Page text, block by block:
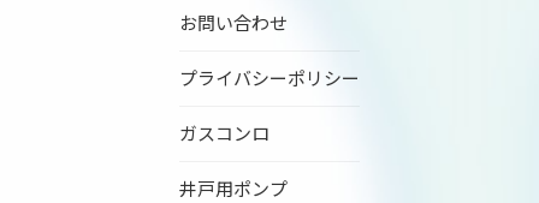
お問い合わせ
プライバシーポリシー
ガスコンロ
井戸用ポンプ